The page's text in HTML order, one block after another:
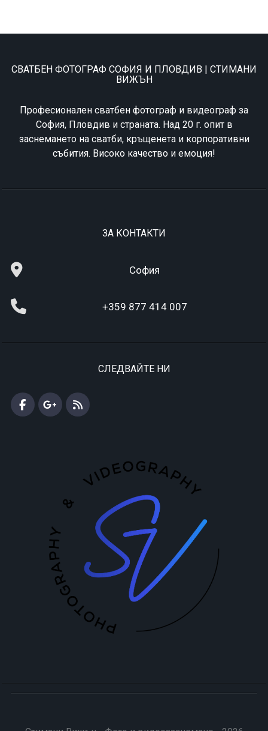
СВАТБЕН ФОТОГРАФ СОФИЯ И ПЛОВДИВ | СТИМАНИ
ВИЖЪН
Професионален сватбен фотограф и видеограф за
София, Пловдив и страната. Над 20 г. опит в
заснемането на сватби, кръщенета и корпоративни
събития. Високо качество и емоция!
ЗА КОНТАКТИ
София
+359 877 414 007
СЛЕДВАЙТЕ НИ